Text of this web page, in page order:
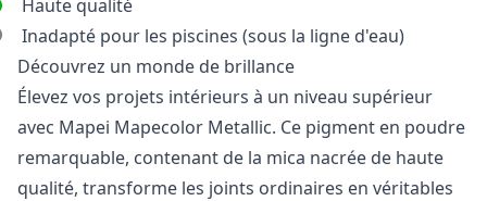
Haute qualité
Inadapté pour les piscines (sous la ligne d'eau)
Découvrez un monde de brillance
Élevez vos projets intérieurs à un niveau supérieur
avec Mapei Mapecolor Metallic. Ce pigment en poudre
remarquable, contenant de la mica nacrée de haute
qualité, transforme les joints ordinaires en véritables